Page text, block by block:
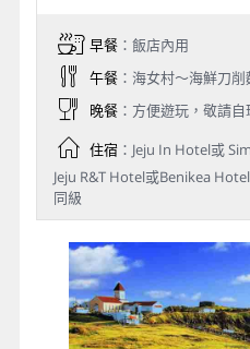
早餐：飯店內用
午餐：海女村～海鮮刀
晚餐：方便遊玩，敬請自
住宿：Jeju In Hotel或
Jeju R&T Hotel或Benikea
同級